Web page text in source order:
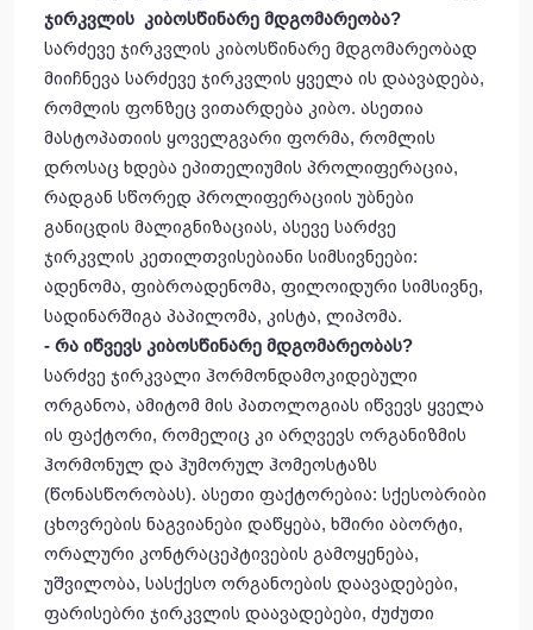
ჯირკვლის კიბოსწინარე მდგომარეობა?
სარძევე ჯირკვლის კიბოსწინარე მდგომარეობად
მიიჩნევა სარძევე ჯირკვლის ყველა ის დაავადება,
რომლის ფონზეც ვითარდება კიბო. ასეთია
მასტოპათიის ყოველგვარი ფორმა, რომლის
დროსაც ხდება ეპითელიუმის პროლიფერაცია,
რადგან სწორედ პროლიფერაციის უბნები
განიცდის მალიგნიზაციას, ასევე სარძვე
ჯირკვლის კეთილთვისებიანი სიმსივნეები:
ადენომა, ფიბროადენომა, ფილოიდური სიმსივნე,
სადინარშიგა პაპილომა, კისტა, ლიპომა.
- რა იწვევს კიბოსწინარე მდგომარეობას?
სარძვე ჯირკვალი ჰორმონდამოკიდებული
ორგანოა, ამიტომ მის პათოლოგიას იწვევს ყველა
ის ფაქტორი, რომელიც კი არღვევს ორგანიზმის
ჰორმონულ და ჰუმორულ ჰომეოსტაზს
(წონასწორობას). ასეთი ფაქტორებია: სქესობრიბი
ცხოვრების ნაგვიანები დაწყება, ხშირი აბორტი,
ორალური კონტრაცეპტივების გამოყენება,
უშვილობა, სასქესო ორგანოების დაავადებები,
ფარისებრი ჯირკვლის დაავადებები, ძუძუთი